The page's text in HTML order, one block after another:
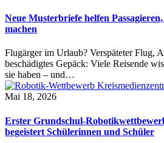
Neue Musterbriefe helfen
machen
Flugärger im Urlaub? Verspäteter Flug,
beschädigtes Gepäck: Viele Reisende
sie haben – und…
Mai 18, 2026
Erster Grundschul-
begeistert Schülerinnen und Schüler